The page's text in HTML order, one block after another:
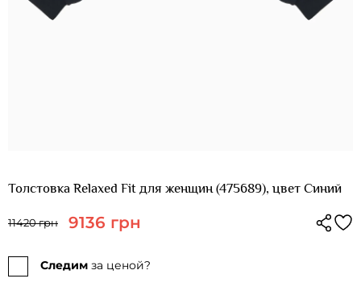
Толстовка Relaxed Fit для женщин (475689), цвет Синий
11420 грн 9136 грн
Следим за ценой?